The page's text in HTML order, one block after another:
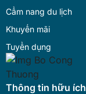
Cẩm nang du lịch
Khuyến mãi
Tuyển dụng
Thông tin hữu ích